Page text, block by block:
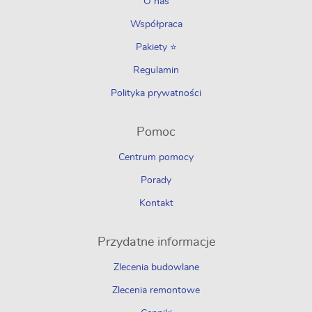
Współpraca
Pakiety ⭐
Regulamin
Polityka prywatności
Pomoc
Centrum pomocy
Porady
Kontakt
Przydatne informacje
Zlecenia budowlane
Zlecenia remontowe